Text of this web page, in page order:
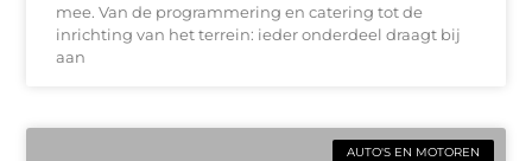
mee. Van de programmering en catering tot de
inrichting van het terrein: ieder onderdeel draagt bij
aan
AUTO'S EN MOTOREN